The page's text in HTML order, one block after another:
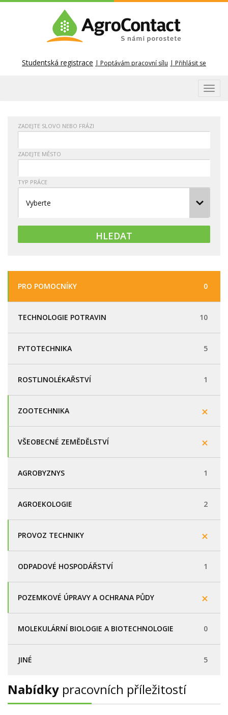
Studentská registrace Poptávám pracovní sílu Přihlásit se
ZADEJTE SLOVO NEBO FRÁZI
ZADEJTE MĚSTO
TYP PRÁCE
0
PRO POMOCNÍKY
10
TECHNOLOGIE POTRAVIN
5
FYTOTECHNIKA
1
ROSTLINOLÉKAŘSTVÍ
ZOOTECHNIKA
VŠEOBECNÉ ZEMĚDĚLSTVÍ
1
AGROBYZNYS
2
AGROEKOLOGIE
PROVOZ TECHNIKY
1
ODPADOVÉ HOSPODÁŘSTVÍ
POZEMKOVÉ ÚPRAVY A OCHRANA PŮDY
0
MOLEKULÁRNÍ BIOLOGIE A BIOTECHNOLOGIE
5
JINÉ
Nabídky pracovních příležitostí